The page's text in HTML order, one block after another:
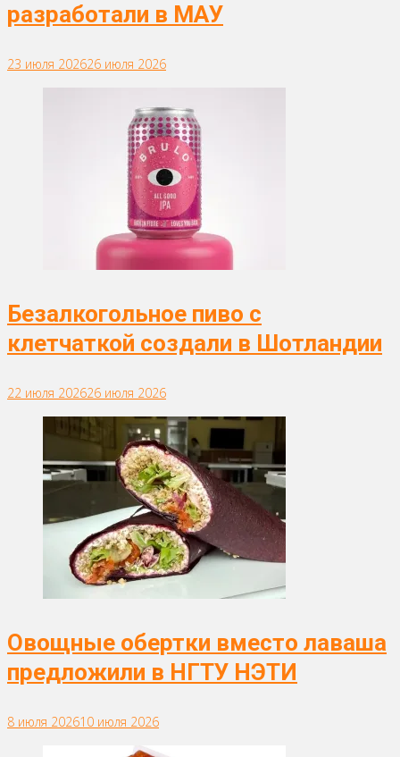
разработали в МАУ
23 июля 202626 июля 2026
Безалкогольное пиво с
клетчаткой создали в Шотландии
22 июля 202626 июля 2026
Овощные обертки вместо лаваша
предложили в НГТУ НЭТИ
8 июля 202610 июля 2026